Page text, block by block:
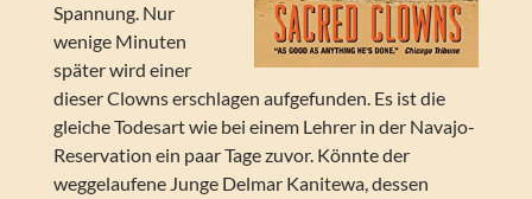
Spannung. Nur
wenige Minuten
später wird einer
dieser Clowns erschlagen aufgefunden. Es ist die
gleiche Todesart wie bei einem Lehrer in der Navajo-
Reservation ein paar Tage zuvor. Könnte der
weggelaufene Junge Delmar Kanitewa, dessen